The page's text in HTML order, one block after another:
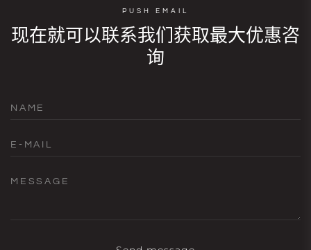
PUSH EMAIL
现在就可以联系我们获取最大优惠咨
询
NAME
E-MAIL
MESSAGE